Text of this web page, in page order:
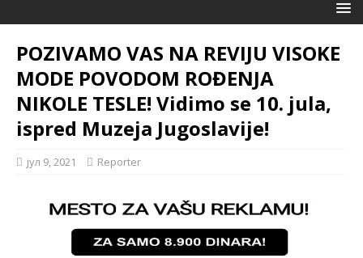
POZIVAMO VAS NA REVIJU VISOKE
MODE POVODOM ROĐENJA
NIKOLE TESLE! Vidimo se 10. jula,
ispred Muzeja Jugoslavije!
јул 9, 2021 Reporter